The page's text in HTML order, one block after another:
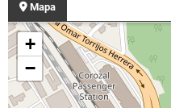
Mapa
+
−